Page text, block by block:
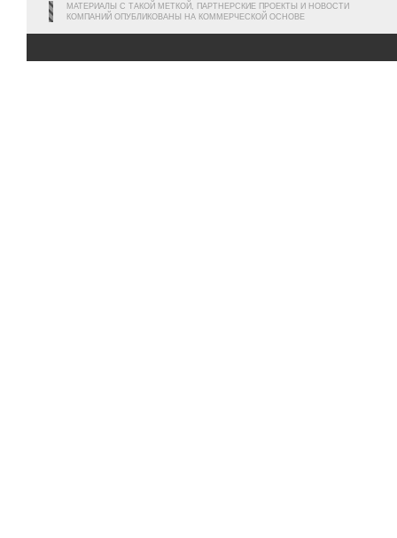
МАТЕРИАЛЫ С ТАКОЙ МЕТКОЙ, ПАРТНЕРСКИЕ ПРОЕКТЫ И НОВОСТИ
КОМПАНИЙ ОПУБЛИКОВАНЫ НА КОММЕРЧЕСКОЙ ОСНОВЕ